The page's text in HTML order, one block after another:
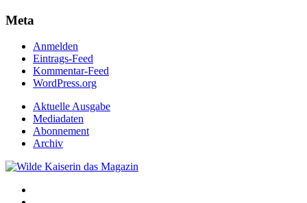
Meta
Anmelden
Eintrags-Feed
Kommentar-Feed
WordPress.org
Aktuelle Ausgabe
Mediadaten
Abonnement
Archiv